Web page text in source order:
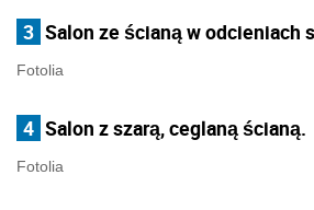
3 Salon ze ścianą w odcieniach
Fotolia
4 Salon z szarą, ceglaną ścianą.
Fotolia